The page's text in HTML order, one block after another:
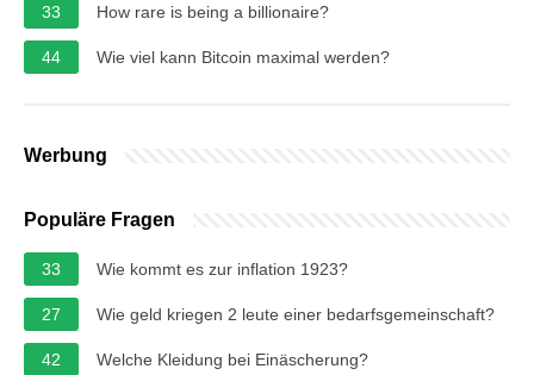
33 How rare is being a billionaire?
44 Wie viel kann Bitcoin maximal werden?
Werbung
Populäre Fragen
33 Wie kommt es zur inflation 1923?
27 Wie geld kriegen 2 leute einer bedarfsgemeinschaft?
42 Welche Kleidung bei Einäscherung?